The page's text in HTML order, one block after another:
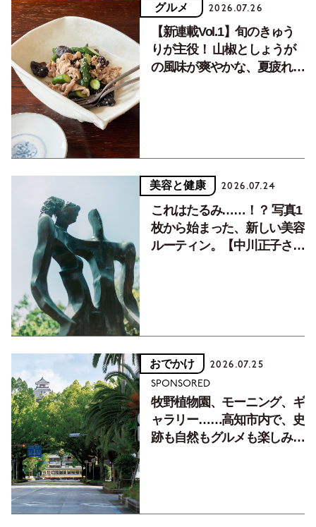
グルメ 2026.07.26
【新連載Vol.1】旬のきゅう
りが主役！ 山椒としょうが
の風味が爽やかな、夏疲れを
美容と健康 2026.07.24
これはたるみ……！？ 写真1
枚から始まった、新しい美容
ルーティン。【中川正子さん
おでかけ 2026.07.25
SPONSORED
牧野植物園、モーニング、ギ
ャラリー……高知市内で、史
跡も自然もグルメも楽しみ尽